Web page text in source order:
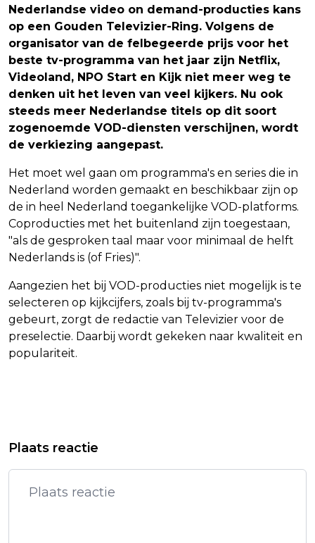
Nederlandse video on demand-producties kans
op een Gouden Televizier-Ring. Volgens de
organisator van de felbegeerde prijs voor het
beste tv-programma van het jaar zijn Netflix,
Videoland, NPO Start en Kijk niet meer weg te
denken uit het leven van veel kijkers. Nu ook
steeds meer Nederlandse titels op dit soort
zogenoemde VOD-diensten verschijnen, wordt
de verkiezing aangepast.
Het moet wel gaan om programma's en series die in
Nederland worden gemaakt en beschikbaar zijn op
de in heel Nederland toegankelijke VOD-platforms.
Coproducties met het buitenland zijn toegestaan,
"als de gesproken taal maar voor minimaal de helft
Nederlands is (of Fries)".
Aangezien het bij VOD-producties niet mogelijk is te
selecteren op kijkcijfers, zoals bij tv-programma's
gebeurt, zorgt de redactie van Televizier voor de
preselectie. Daarbij wordt gekeken naar kwaliteit en
populariteit.
HOUDEN: ENGINEER TIM VAN
MINISTER EIST MEER ACTIE KNVB
TEGEN RACISME
Plaats reactie